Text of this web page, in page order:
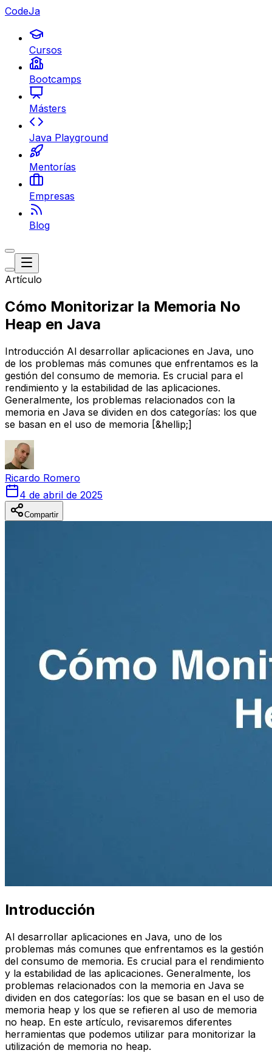
CodeJa
Cursos
Bootcamps
Másters
Java Playground
Mentorías
Empresas
Blog
Artículo
Cómo Monitorizar la Memoria No
Heap en Java
Introducción Al desarrollar aplicaciones en Java, uno
de los problemas más comunes que enfrentamos es la
gestión del consumo de memoria. Es crucial para el
rendimiento y la estabilidad de las aplicaciones.
Generalmente, los problemas relacionados con la
memoria en Java se dividen en dos categorías: los que
se basan en el uso de memoria [&hellip;]
Ricardo Romero
4 de abril de 2025
Compartir
Introducción
Al desarrollar aplicaciones en Java, uno de los
problemas más comunes que enfrentamos es la gestión
del consumo de memoria. Es crucial para el rendimiento
y la estabilidad de las aplicaciones. Generalmente, los
problemas relacionados con la memoria en Java se
dividen en dos categorías: los que se basan en el uso de
memoria heap y los que se refieren al uso de memoria
no heap. En este artículo, revisaremos diferentes
herramientas que podemos utilizar para monitorizar la
utilización de memoria no heap.